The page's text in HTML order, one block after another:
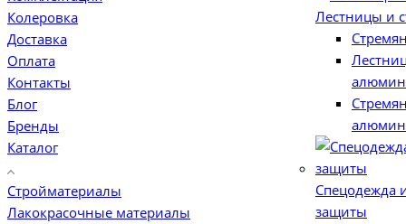
Лестницы и
Спецодежда
защиты
Колеровка
Доставка
Оплата
Контакты
Блог
Бренды
Каталог
Стройматериалы
Лакокрасочные материалы